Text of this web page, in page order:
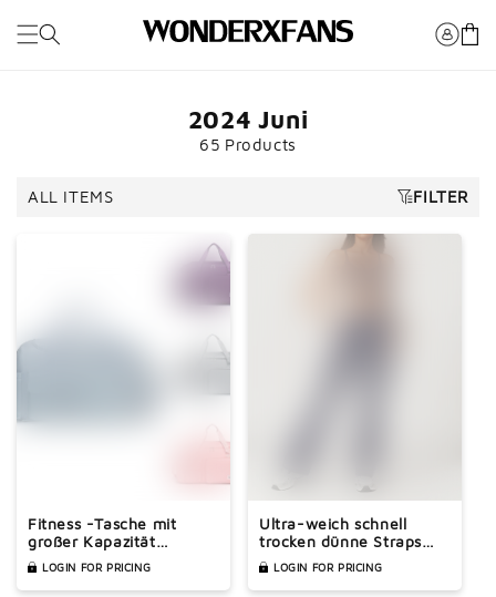
Sie zu
Inhalten
Wagen
2024 Juni
65 Products
ALL ITEMS FILTER
Fitness -Tasche mit
großer Kapazität
unabhängiger Schuhfach
Yoga Sporttasche
LOGIN FOR PRICING
Ultra-weich schnell
trocken dünne Straps
Fitnessstudio BH & High
Taille Sports Flare Hosen
LOGIN FOR PRICING